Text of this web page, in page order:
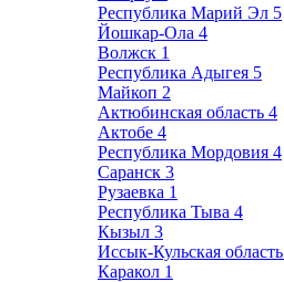
Республика Марий Эл 5
Йошкар-Ола 4
Волжск 1
Республика Адыгея 5
Майкоп 2
Актюбинская область 4
Актобе 4
Республика Мордовия 4
Саранск 3
Рузаевка 1
Республика Тыва 4
Кызыл 3
Иссык-Кульская область
Каракол 1